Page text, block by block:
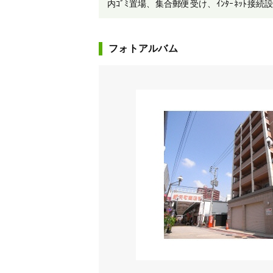
内ｺﾞﾐ置場、集合郵便受け、ｲﾝﾀｰﾈｯﾄ接続
フォトアルバム